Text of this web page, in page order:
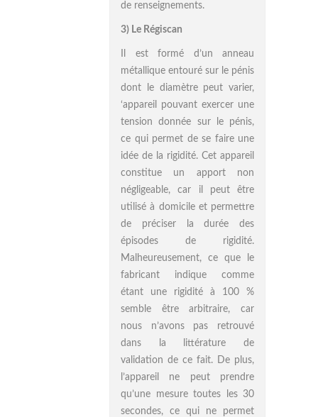
de renseignements.
3) Le Régiscan
Il est formé d’un anneau
métallique entouré sur le pénis
dont le diamètre peut varier,
‘appareil pouvant exercer une
tension donnée sur le pénis,
ce qui permet de se faire une
idée de la rigidité. Cet appareil
constitue un apport non
négligeable, car il peut être
utilisé à domicile et permettre
de préciser la durée des
épisodes de rigidité.
Malheureusement, ce que le
fabricant indique comme
étant une rigidité à 100 %
semble être arbitraire, car
nous n’avons pas retrouvé
dans la littérature de
validation de ce fait. De plus,
l’appareil ne peut prendre
qu’une mesure toutes les 30
secondes, ce qui ne permet